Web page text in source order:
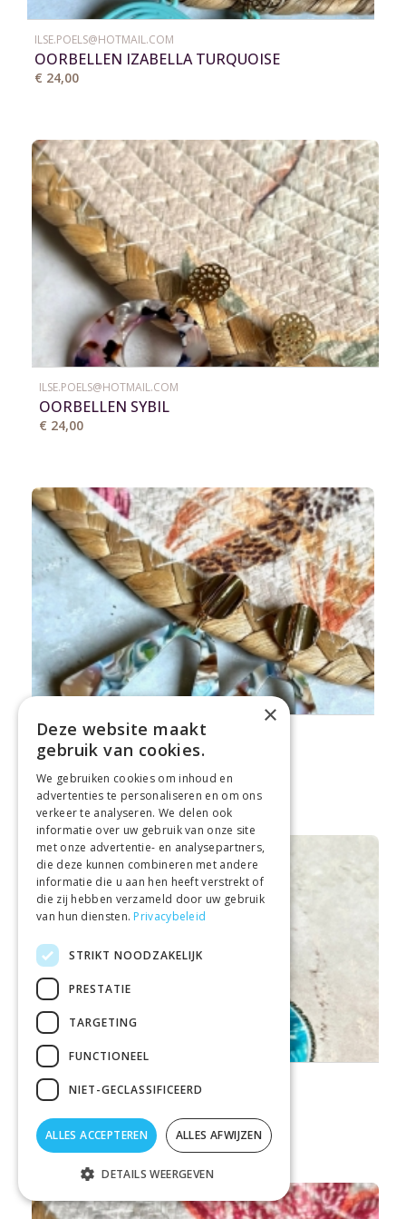
ILSE.POELS@HOTMAIL.COM
OORBELLEN IZABELLA TURQUOISE
€ 24,00
ILSE.POELS@HOTMAIL.COM
OORBELLEN SYBIL
€ 24,00
ILSE.POELS@HOTMAIL.COM
OORBELLEN SINDRA
€ 24,00
ILSE.POELS@HOTMAIL.COM
OORBELLEN RIANNE ZILVER
€ 24,00
×
Deze website maakt
gebruik van cookies.
We gebruiken cookies om inhoud en
advertenties te personaliseren en om ons
verkeer te analyseren. We delen ook
informatie over uw gebruik van onze site
met onze advertentie- en analysepartners,
die deze kunnen combineren met andere
informatie die u aan hen heeft verstrekt of
die zij hebben verzameld door uw gebruik
van hun diensten. Privacybeleid
STRIKT NOODZAKELIJK
PRESTATIE
TARGETING
FUNCTIONEEL
NIET-GECLASSIFICEERD
ALLES ACCEPTEREN ALLES AFWIJZEN
DETAILS WEERGEVEN